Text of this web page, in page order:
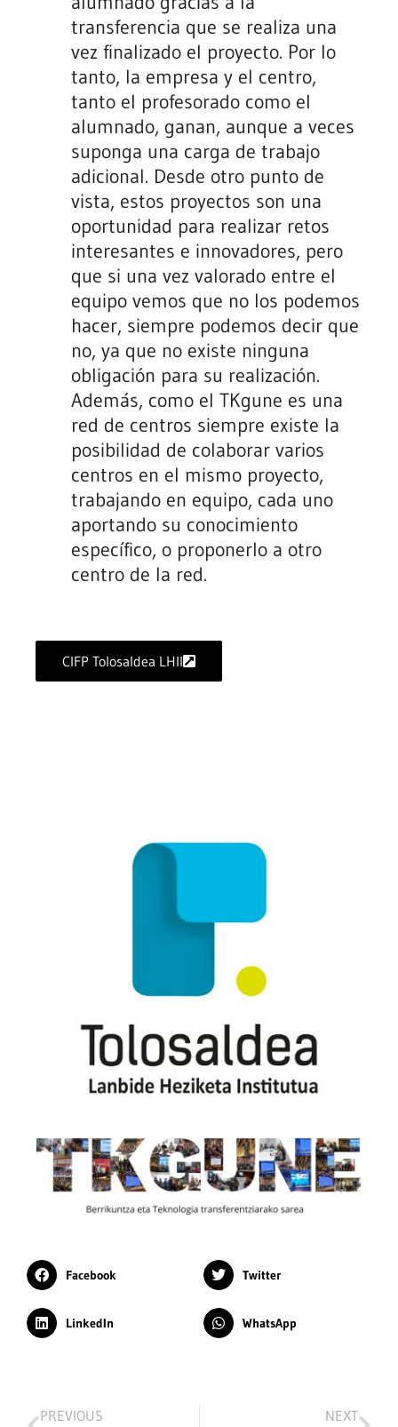
transferencia que se realiza una
vez finalizado el proyecto. Por lo
tanto, la empresa y el centro,
tanto el profesorado como el
alumnado, ganan, aunque a veces
suponga una carga de trabajo
adicional. Desde otro punto de
vista, estos proyectos son una
oportunidad para realizar retos
interesantes e innovadores, pero
que si una vez valorado entre el
equipo vemos que no los podemos
hacer, siempre podemos decir que
no, ya que no existe ninguna
obligación para su realización.
Además, como el TKgune es una
red de centros siempre existe la
posibilidad de colaborar varios
centros en el mismo proyecto,
trabajando en equipo, cada uno
aportando su conocimiento
específico, o proponerlo a otro
centro de la red.
CIFP Tolosaldea LHII
Facebook Twitter
LinkedIn WhatsApp
PREVIOUS NEXT